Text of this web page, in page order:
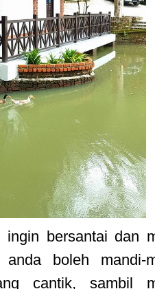
bersantai dan
boleh mandi-
cantik, sambil